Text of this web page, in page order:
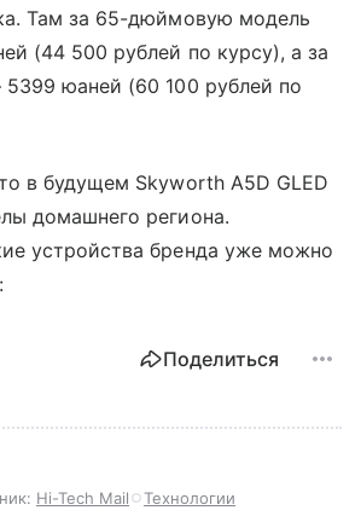
Там за 65-дюймовую модель
(44 500 рублей по курсу), а за
5399 юаней (60 100 рублей по
в будущем Skyworth A5D GLED
домашнего региона.
устройства бренда уже можно
Поделиться
Hi-Tech Mail Технологии